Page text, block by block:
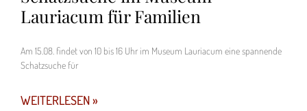
Lauriacum für Familien
Am 15.08. findet von 10 bis 16 Uhr im Museum Lauriacum eine spannende
Schatzsuche für
WEITERLESEN »